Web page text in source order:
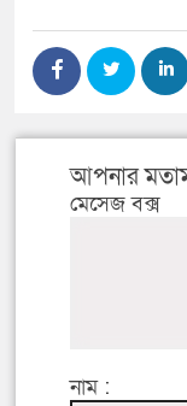
আপনার
মেসেজ বক্স
নাম :